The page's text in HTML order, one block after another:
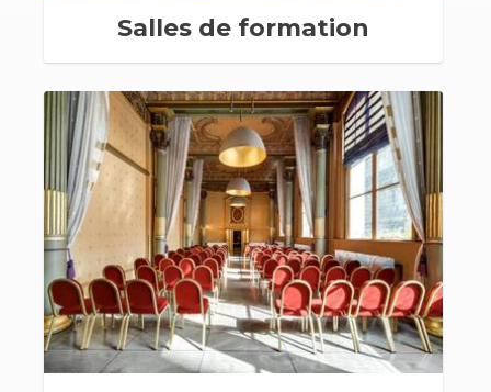
Salles de formation